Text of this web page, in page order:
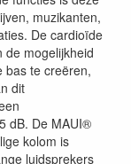
muzikanten,
De cardioïde
de mogelijkheid
bas te creëren,
dit
dB. De MAUI®
kolom is
luidsprekers